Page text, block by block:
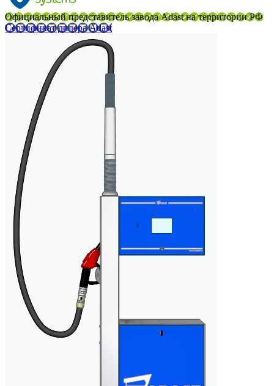
Официальный представитель завода Adast на территории РФ
Сертификат дилера Adast